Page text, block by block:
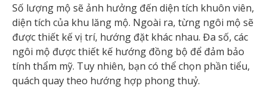
Số lượng mộ sẽ ảnh hưởng đến diện tích khuôn viên,
diện tích của khu lăng mộ. Ngoài ra, từng ngôi mộ sẽ
được thiết kế vị trí, hướng đặt khác nhau. Đa số, các
ngôi mộ được thiết kế hướng đồng bộ để đảm bảo
tính thẩm mỹ. Tuy nhiên, bạn có thể chọn phần tiểu,
quách quay theo hướng hợp phong thuỷ.